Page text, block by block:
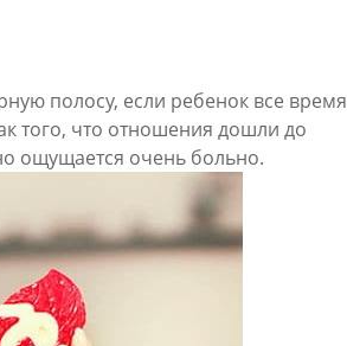
полосу, если ребенок все время
того, что отношения дошли до
ощущается очень больно.